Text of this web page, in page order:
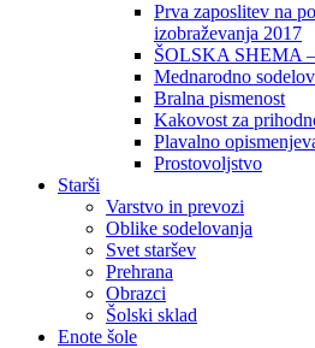
Prva zaposlitev na
izobraževanja 2017
ŠOLSKA SHEMA –
Mednarodno
Bralna pismenost
Kakovost za
Plavalno
Prostovoljstvo
Starši
Varstvo in prevozi
Oblike sodelovanja
Svet staršev
Prehrana
Obrazci
Šolski sklad
Enote šole